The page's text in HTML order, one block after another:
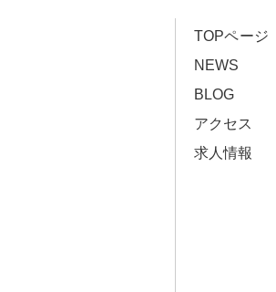
TOPページ
NEWS
BLOG
アクセス
求人情報